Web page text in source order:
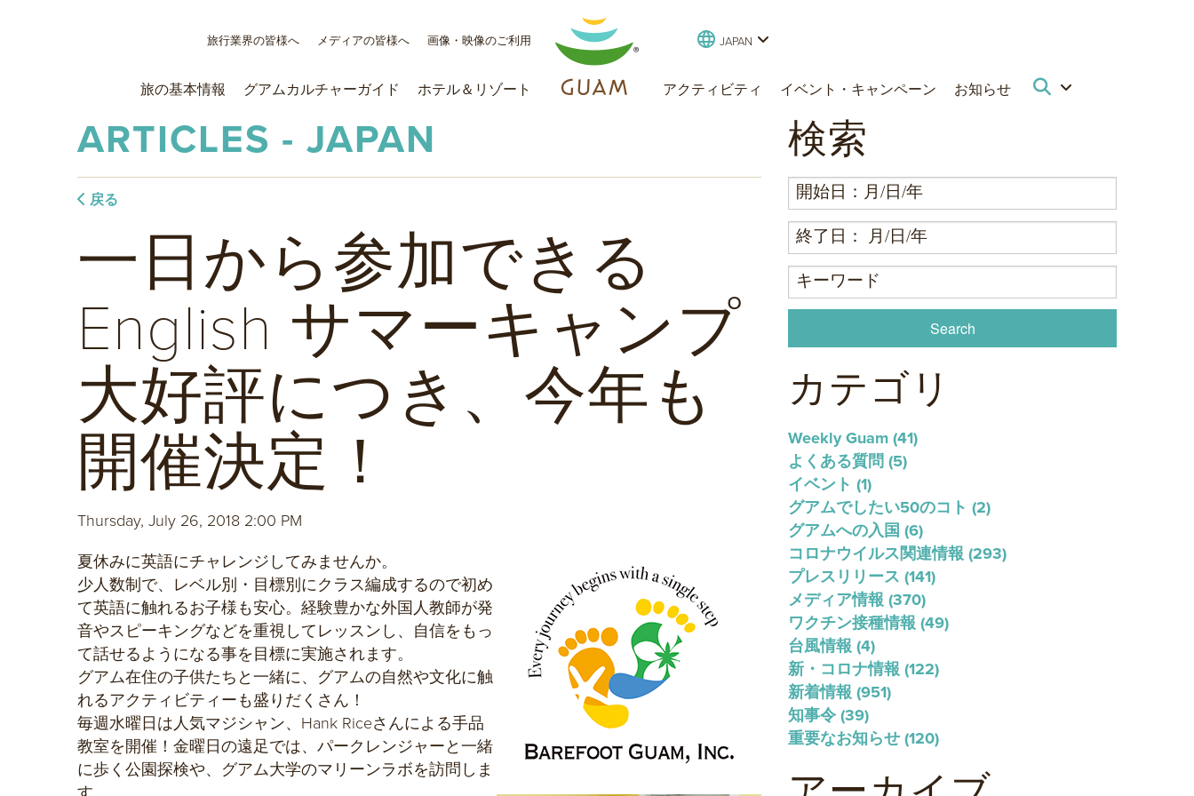
旅行業界の皆様へ メディアの皆様へ 画像・映像のご利用
旅の基本情報 グアムカルチャーガイド ホテル＆リゾート
JAPAN
アクティビティ イベント・キャンペーン お知らせ
行く
ARTICLES - JAPAN
戻る
一日から参加できる
English サマーキャンプ
大好評につき、今年も
開催決定！
Thursday, July 26, 2018 2:00 PM
夏休みに英語にチャレンジしてみませんか。
少人数制で、レベル別・目標別にクラス編成するので初め
て英語に触れるお子様も安心。経験豊かな外国人教師が発
音やスピーキングなどを重視してレッスンし、自信をもっ
て話せるようになる事を目標に実施されます。
グアム在住の子供たちと一緒に、グアムの自然や文化に触
れるアクティビティーも盛りだくさん！
毎週水曜日は人気マジシャン、Hank Riceさんによる手品
教室を開催！金曜日の遠足では、パークレンジャーと一緒
に歩く公園探検や、グアム大学のマリーンラボを訪問しま
検索
カテゴリ
Weekly Guam(41)
よくある質問(5)
イベント(1)
グアムでしたい50のコト(2)
グアムへの入国(6)
コロナウイルス関連情報(293)
プレスリリース(141)
メディア情報(370)
ワクチン接種情報(49)
台風情報(4)
新・コロナ情報(122)
新着情報(951)
知事令(39)
重要なお知らせ(120)